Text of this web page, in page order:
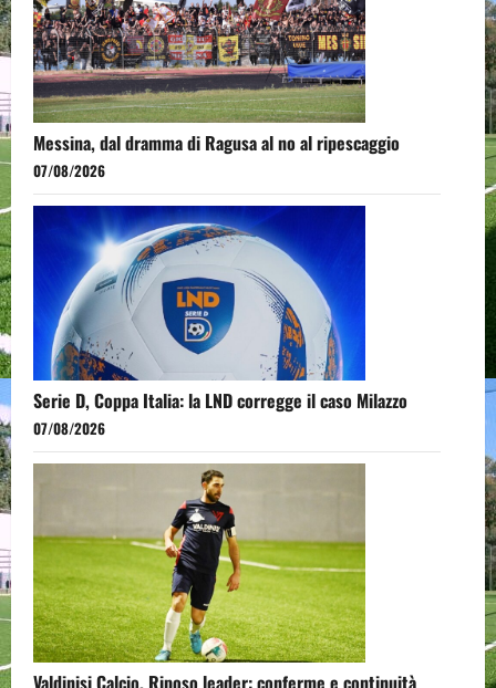
Messina, dal dramma di Ragusa al no al ripescaggio
07/08/2026
Serie D, Coppa Italia: la LND corregge il caso Milazzo
07/08/2026
Valdinisi Calcio, Riposo leader: conferme e continuità